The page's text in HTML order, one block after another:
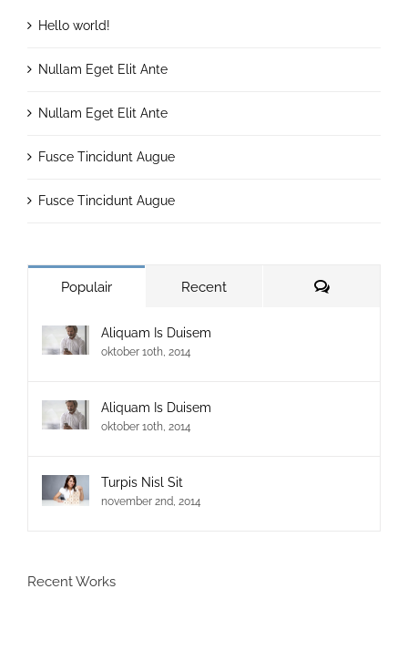
Hello world!
Nullam Eget Elit Ante
Nullam Eget Elit Ante
Fusce Tincidunt Augue
Fusce Tincidunt Augue
Populair Recent Reacties
Aliquam Is Duisem
oktober 10th, 2014
Aliquam Is Duisem
oktober 10th, 2014
Turpis Nisl Sit
november 2nd, 2014
Recent Works